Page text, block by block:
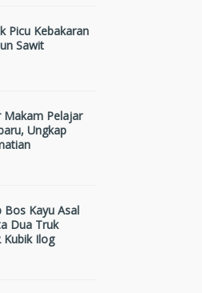
Picu Kebakaran
Sawit
Makam Pelajar
Ungkap
Bos Kayu Asal
Dua Truk
Ilog